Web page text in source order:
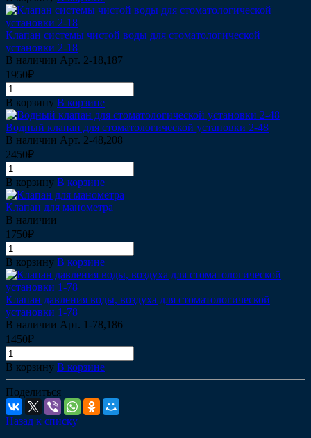
Клапан системы чистой воды для стоматологической
установки 2-18
В наличии Арт. 2-18,187
1950₽
В корзину В корзине
Водный клапан для стоматологической установки 2-48
В наличии Арт. 2-48,208
2450₽
В корзину В корзине
Клапан для манометра
В наличии
1750₽
В корзину В корзине
Клапан давления воды, воздуха для стоматологической
установки 1-78
В наличии Арт. 1-78,186
1450₽
В корзину В корзине
Поделиться
Назад к списку